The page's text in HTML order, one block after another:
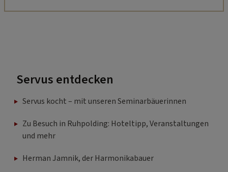
Servus entdecken
Servus kocht – mit unseren Seminarbäuerinnen
Zu Besuch in Ruhpolding: Hoteltipp, Veranstaltungen
und mehr
Herman Jamnik, der Harmonikabauer